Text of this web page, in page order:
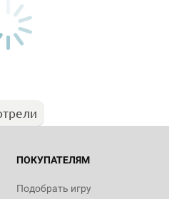
ПОКУПАТЕЛЯМ
Подобрать игру